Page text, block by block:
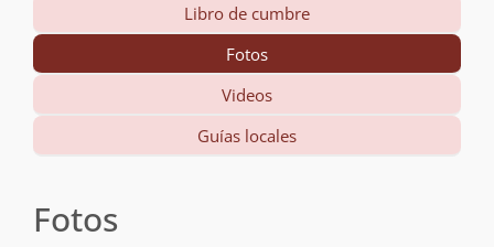
Libro de cumbre
Fotos
Videos
Guías locales
Fotos